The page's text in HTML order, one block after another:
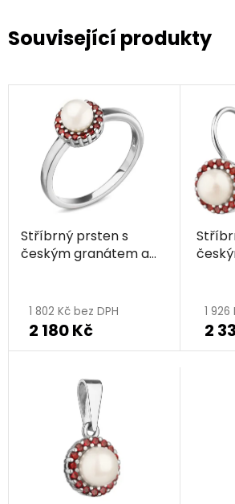
Související produkty
Stříbrný prsten s
českým granátem a
hodnocení
produktu
je
hvězdiček.
1 802 Kč bez DPH
2 180 Kč
1 926
2